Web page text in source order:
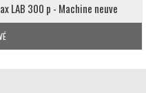
LAB 300 p - Machine neuve